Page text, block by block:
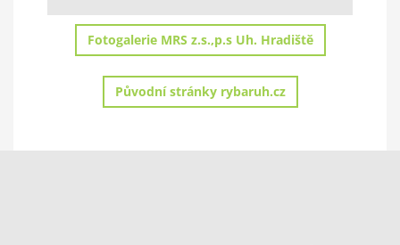
Fotogalerie MRS z.s.,p.s Uh. Hradiště
Původní stránky rybaruh.cz